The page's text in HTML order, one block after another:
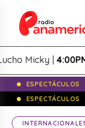
Micky |4:00PM -
ESPECTÁCULOS
ESPECTÁCULOS